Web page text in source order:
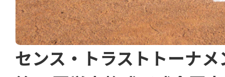
センス・トラストトーナメ